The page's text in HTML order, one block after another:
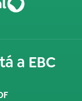
a EBC